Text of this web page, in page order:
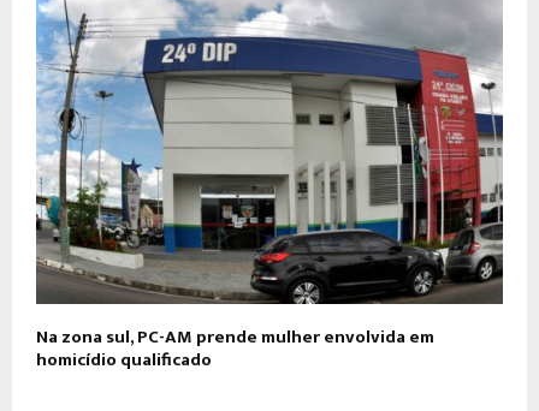
Na zona sul, PC-AM prende mulher envolvida em
homicídio qualificado